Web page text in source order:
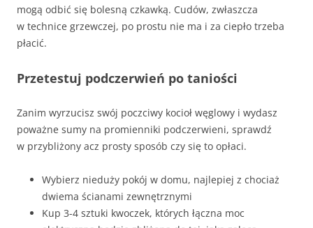
mogą odbić się bolesną czkawką. Cudów, zwłaszcza
w technice grzewczej, po prostu nie ma i za ciepło trzeba
płacić.
Przetestuj podczerwień po taniości
Zanim wyrzucisz swój poczciwy kocioł węglowy i wydasz
poważne sumy na promienniki podczerwieni, sprawdź
w przybliżony acz prosty sposób czy się to opłaci.
Wybierz nieduży pokój w domu, najlepiej z chociaż
dwiema ścianami zewnętrznymi
Kup 3-4 sztuki kwoczek, których łączna moc